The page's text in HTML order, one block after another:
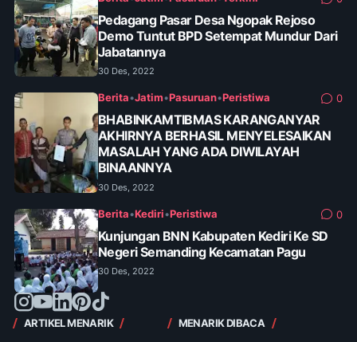
Pedagang Pasar Desa Ngopak Rejoso
Demo Tuntut BPD Setempat Mundur Dari
Jabatannya
30 Des, 2022
Berita•Jatim•Pasuruan•Peristiwa 0
BHABINKAMTIBMAS KARANGANYAR
AKHIRNYA BERHASIL MENYELESAIKAN
MASALAH YANG ADA DIWILAYAH
BINAANNYA
30 Des, 2022
Berita•Kediri•Peristiwa 0
Kunjungan BNN Kabupaten Kediri Ke SD
Negeri Semanding Kecamatan Pagu
30 Des, 2022
ARTIKEL MENARIK MENARIK DIBACA